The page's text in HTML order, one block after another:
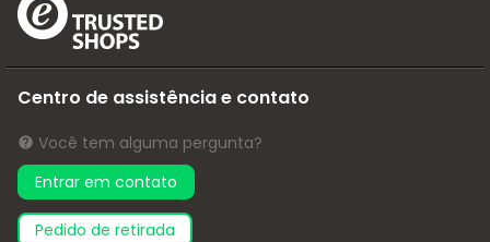
Centro de assistência e contato
Você tem alguma pergunta?
Entrar em contato
pedido de retirada